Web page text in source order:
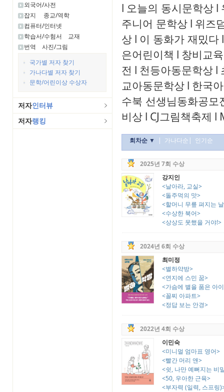
외국어/사전
잡지
종교/역학
컴퓨터/인터넷
학습서/수험서
교재
번역
사진/그림
국가별 저자 찾기
가나다별 저자 찾기
문학/어린이상 수상자
저자인터뷰
저자랭킹
l 오늘의 동시문학상 l
주니어 문학상 l 위즈
상 l 이 동화가 재밌다 l
은어린이책 l 창비교
전 l 천등아동문학상 l
교아동문학상 l 한국
수북 선생님동화공모
비상 l CJ그림책축제 l
회차순 ▼ | 가나다순 | 인기순
2025년 7회 수상
강지인
<날아라, 교실>
<돌주먹의 맛>
<할머니 무릎 펴지는
<수상한 북어>
<상상도 못했을 거야!>
2024년 6회 수상
최미정
<별하약방>
<연지에 스민 꿈>
<가슴에 별을 품은 아
<꼴찌 아파트>
<정답 보는 안경>
2022년 4회 수상
이민숙
<미니멀 엄마표 영어>
<빨간 머리 앤>
<쉿, 나만 예뻐지는 비
<50, 우아한 근육>
<부자력 (일력, 스프링